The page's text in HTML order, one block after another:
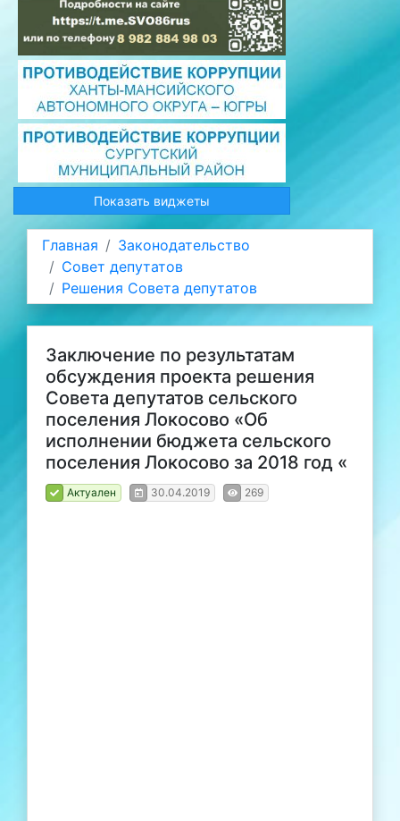
Показать виджеты
Главная
Законодательство
Совет депутатов
Решения Совета депутатов
Заключение по результатам
обсуждения проекта решения
Совета депутатов сельского
поселения Локосово «Об
исполнении бюджета сельского
поселения Локосово за 2018 год «
Актуален 30.04.2019 269